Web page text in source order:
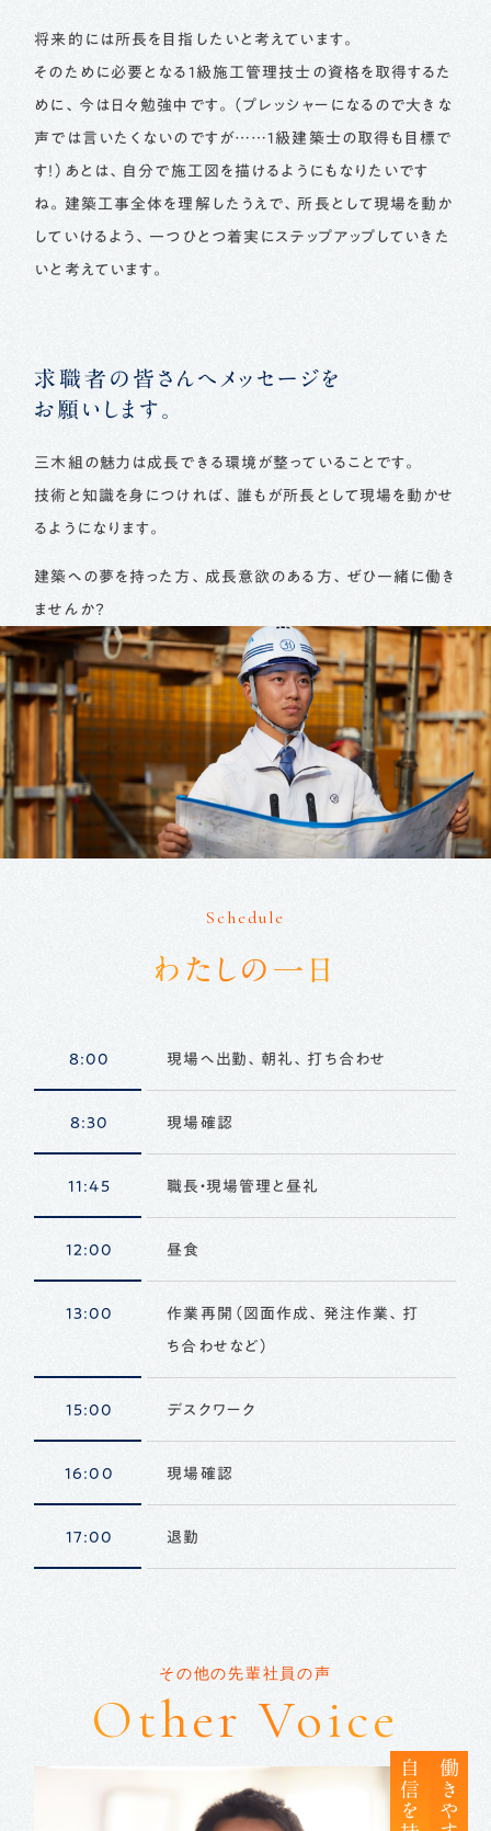
将来的には所長を目指したいと考えています。
そのために必要となる1級施工管理技士の資格を取得するた
めに、今は日々勉強中です。（プレッシャーになるので大きな
声では言いたくないのですが……1級建築士の取得も目標で
す！）あとは、自分で施工図を描けるようにもなりたいです
ね。建築工事全体を理解したうえで、所長として現場を動か
していけるよう、一つひとつ着実にステップアップしていきた
いと考えています。
求職者の皆さんへメッセージを
お願いします。
三木組の魅力は成長できる環境が整っていることです。
技術と知識を身につければ、誰もが所長として現場を動かせ
るようになります。
建築への夢を持った方、成長意欲のある方、ぜひ一緒に働き
ませんか？
Schedule
わたしの一日
8:00 現場へ出勤、朝礼、打ち合わせ
8:30 現場確認
11:45 職長・現場管理と昼礼
12:00 昼食
13:00 作業再開（図面作成、発注作業、打
ち合わせなど）
15:00 デスクワーク
16:00 現場確認
17:00 退勤
その他の先輩社員の声
Other Voice